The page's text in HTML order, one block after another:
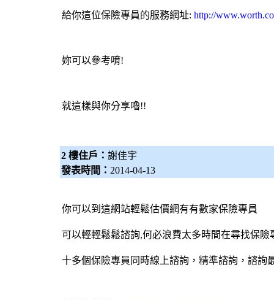
給你這位保險專員的服務網址: http://
妳可以參考唷!
就這樣與你分享嚕!!
2 樓住戶： 謝佳宇
發表時間： 2014-04-13
你可以到這網站輕鬆估價網有有數家保險專員
可以輕輕鬆鬆諮詢,何必浪費太多時間在尋找保險
十多個保險專員 同時線上諮詢，精準諮詢，諮詢